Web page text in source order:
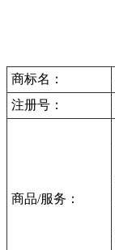
商标名：
注册号：
商品/服务：